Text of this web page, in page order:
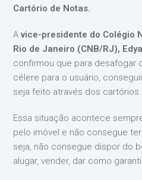
Cartório de Notas.
Avice-presidente do Colégio
Rio de Janeiro (CNB/RJ),
confirmou que para desafogar
célere para o usuário,
seja feito através dos cartórios
Essa situação acontece
pelo imóvel e não consegue
seja, não consegue dispor do
alugar, vender, dar como